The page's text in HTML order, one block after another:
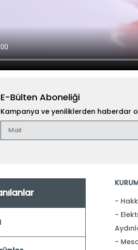
E-Bülten Aboneliği
Kampanya ve yeniliklerden haberdar